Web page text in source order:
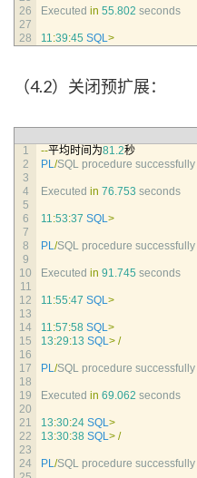
26
27
28
Executed in 55.802 seconds
11 :39:45 SQL >
（4.2）关闭预扩展：
1
2
3
4
5
6
7
8
9
10
11
12
13
14
15
16
17
18
19
20
21
22
23
24
--平均时间为81.2秒
PL /SQL procedure successfully
Executed in 76.753 seconds
11 :53:37 SQL >
PL /SQL procedure successfully
Executed in 91.745 seconds
11 :55:47 SQL >
11 :57:58 SQL >
13:29:13 SQL > /
PL /SQL procedure successfully
Executed in 69.062 seconds
13:30:24 SQL >
13:30:38 SQL > /
PL /SQL procedure successfully